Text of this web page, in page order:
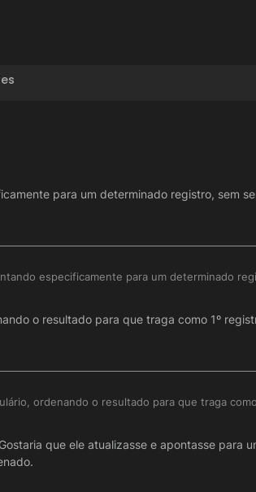
para um determinado registro, sem
especificamente para um determinado
o resultado para que traga como 1º
ordenando o resultado para que traga
que ele atualizasse e apontasse para